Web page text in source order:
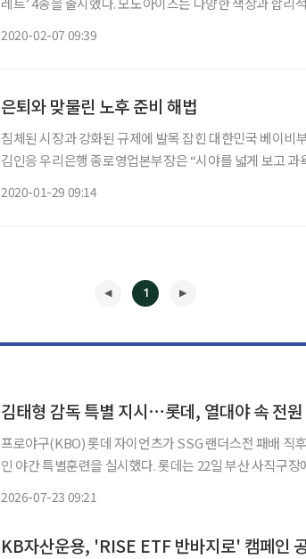
2020-02-07 09:39
은퇴와 맞물린 노후 준비 해법
침체된 시장과 강화된 규제에 발목 잡힌 대한민국 베이비
김인응 우리은행 종로영업본부장은 “시야를 넓게 보고 과
2020-01-29 09:14
◀
1
▶
김태형 감독 특별 지시⋯롯데, 열대야 속 전원
프로야구(KBO) 롯데 자이언츠가 SSG 랜더스전 패배 직
인 야간 특별훈련을 실시했다. 롯데는 22일 부산 사직구장에서 열린 2026 신한 SOL KBO리
2026-07-23 09:21
KB자산운용, 'RISE ETF 반바지로' 캠페인